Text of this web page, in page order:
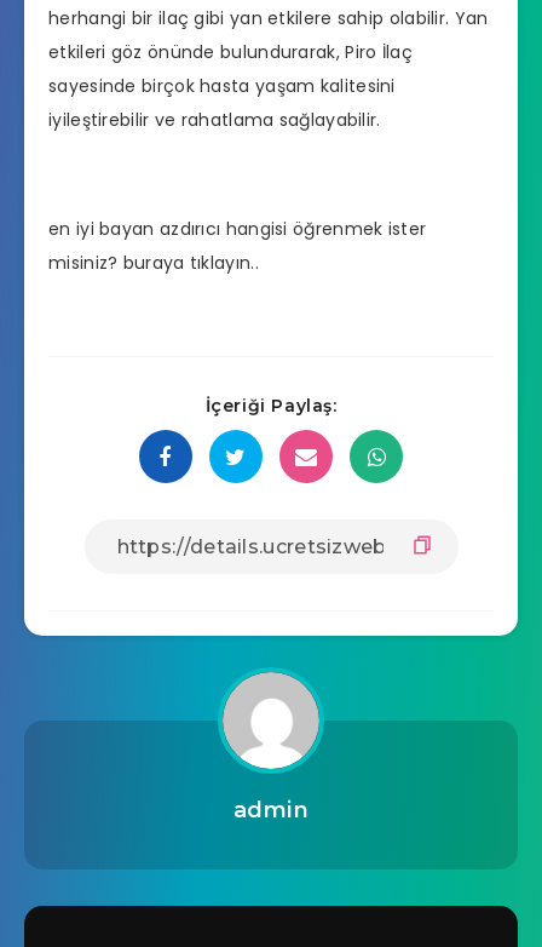
herhangi bir ilaç gibi yan etkilere sahip olabilir. Yan
etkileri göz önünde bulundurarak, Piro İlaç
sayesinde birçok hasta yaşam kalitesini
iyileştirebilir ve rahatlama sağlayabilir.
en iyi bayan azdırıcı hangisi öğrenmek ister
misiniz? buraya tıklayın..
İçeriği Paylaş:
admin